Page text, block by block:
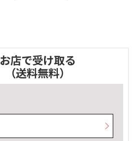
お店で受け取る
（送料無料）